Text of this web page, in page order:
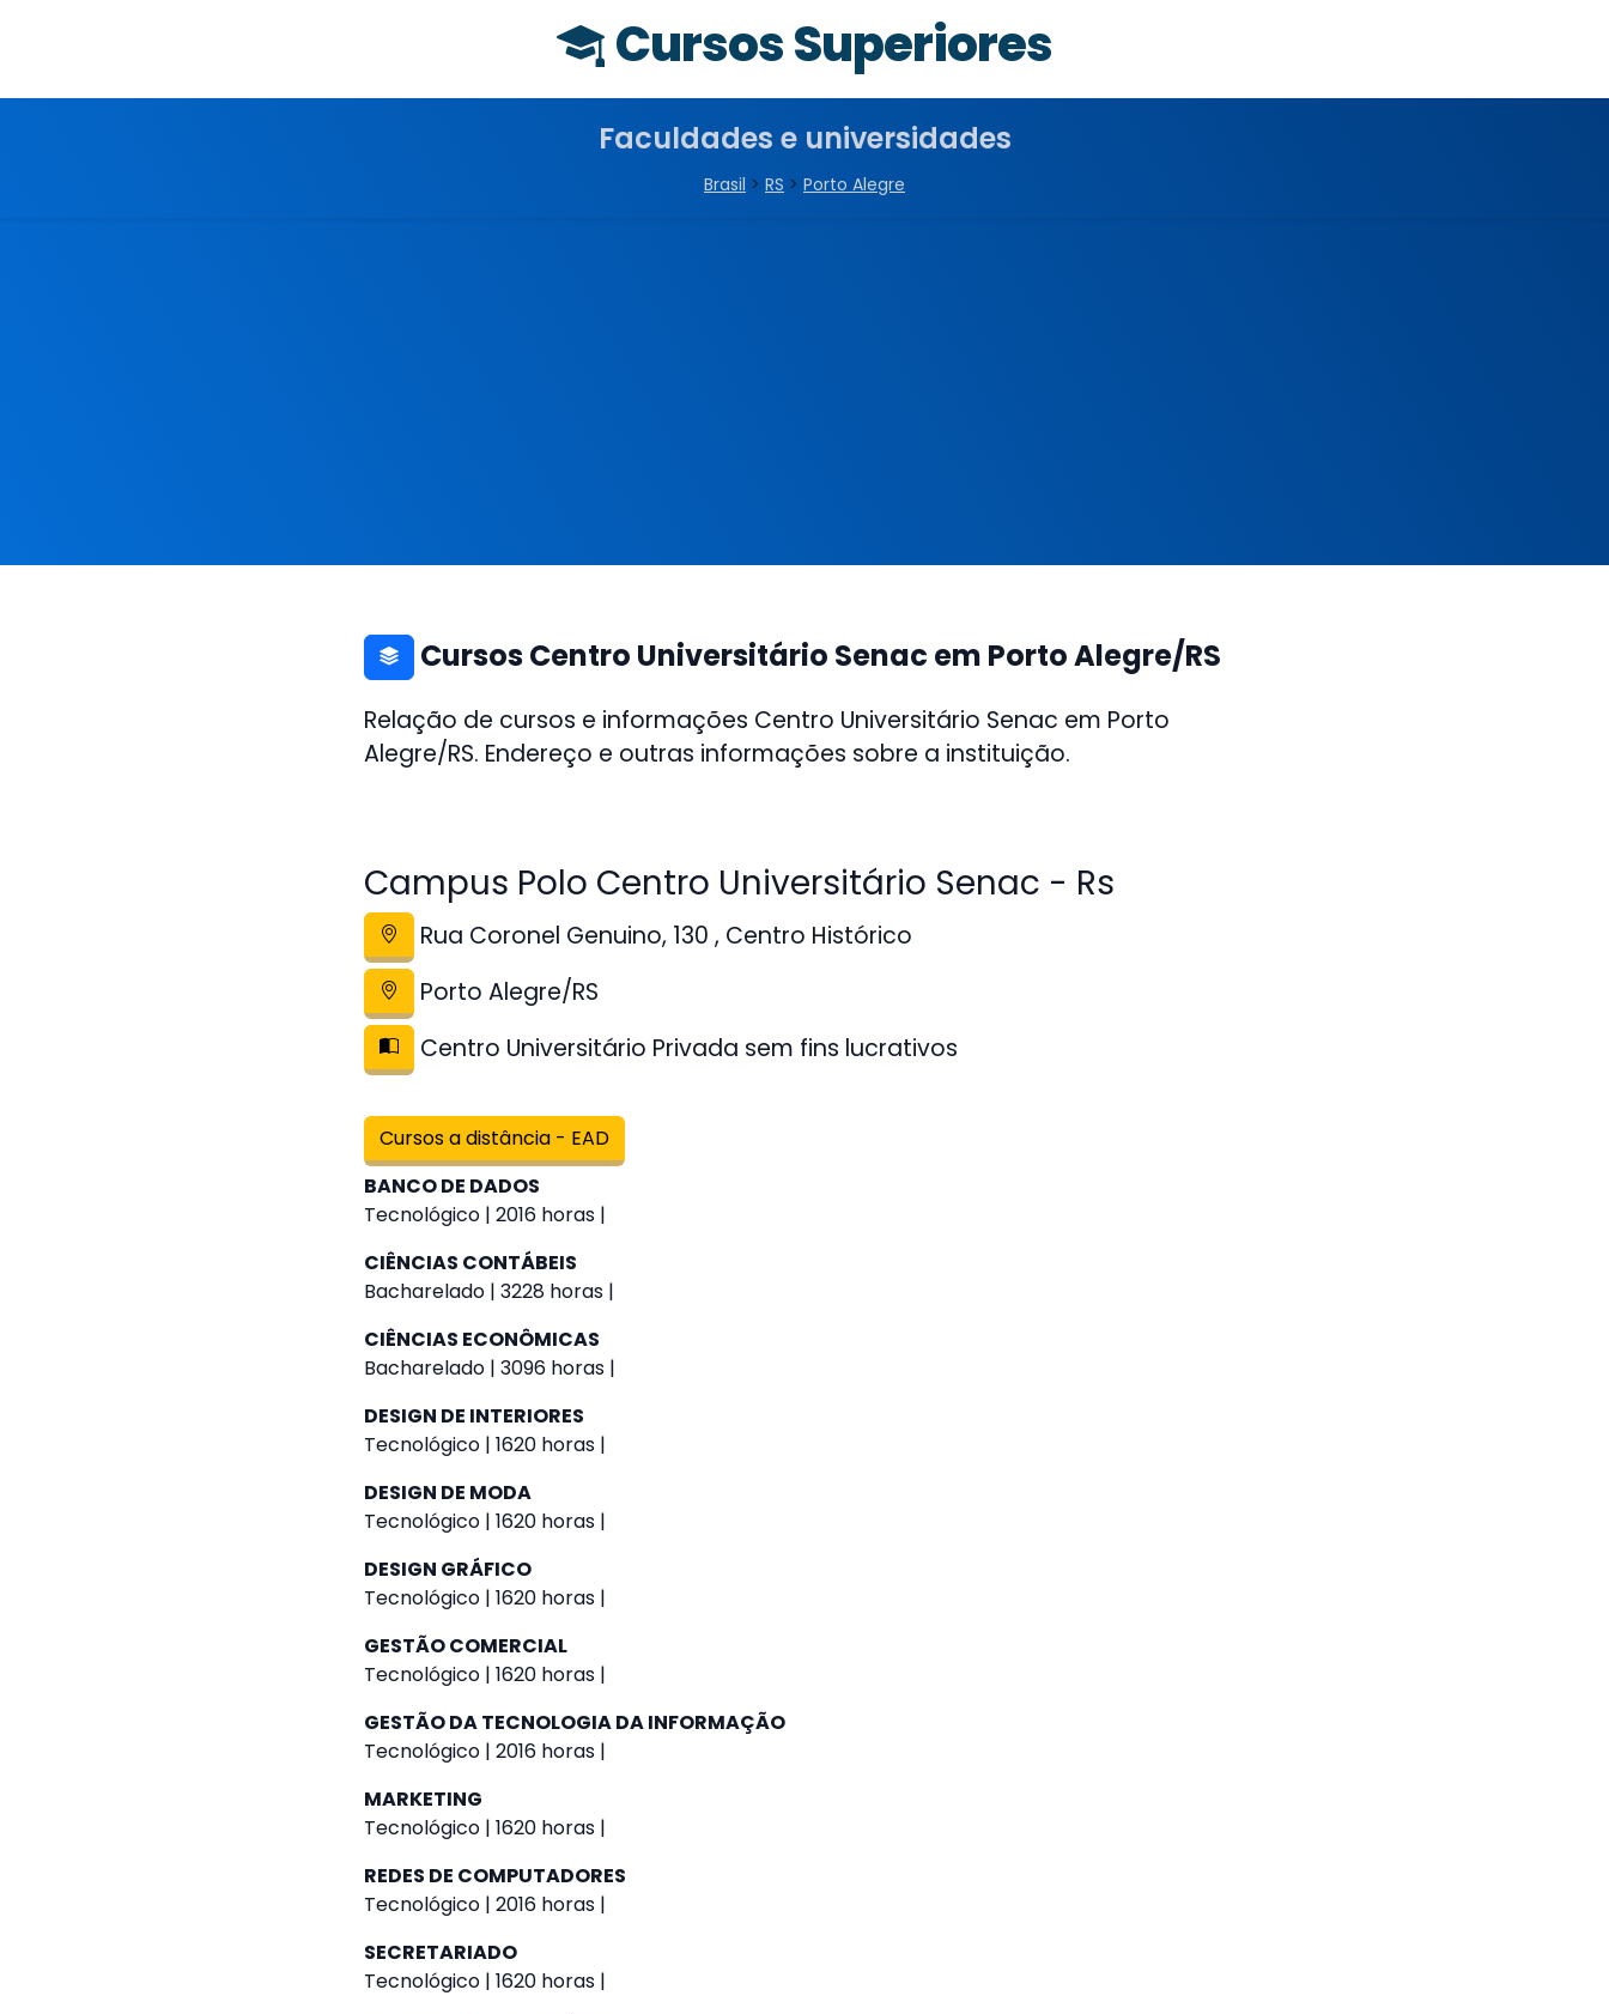
Cursos Superiores
Faculdades e universidades
Brasil > RS > Porto Alegre
Cursos Centro Universitário Senac em Porto Alegre/RS
Relação de cursos e informações Centro Universitário Senac em Porto
Alegre/RS. Endereço e outras informações sobre a instituição.
Campus Polo Centro Universitário Senac - Rs
Rua Coronel Genuino, 130 , Centro Histórico
Porto Alegre/RS
Centro Universitário Privada sem fins lucrativos
Cursos a distância - EAD
BANCO DE DADOS
Tecnológico | 2016 horas |
CIÊNCIAS CONTÁBEIS
Bacharelado | 3228 horas |
CIÊNCIAS ECONÔMICAS
Bacharelado | 3096 horas |
DESIGN DE INTERIORES
Tecnológico | 1620 horas |
DESIGN DE MODA
Tecnológico | 1620 horas |
DESIGN GRÁFICO
Tecnológico | 1620 horas |
GESTÃO COMERCIAL
Tecnológico | 1620 horas |
GESTÃO DA TECNOLOGIA DA INFORMAÇÃO
Tecnológico | 2016 horas |
MARKETING
Tecnológico | 1620 horas |
REDES DE COMPUTADORES
Tecnológico | 2016 horas |
SECRETARIADO
Tecnológico | 1620 horas |